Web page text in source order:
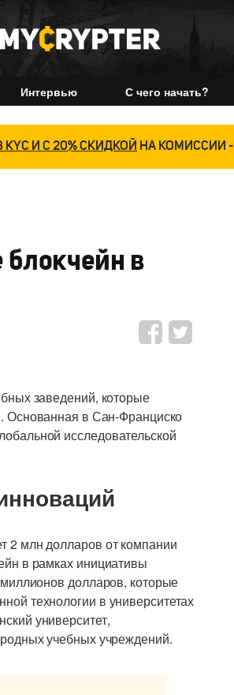
Интервью С чего начать?
KYC И С 20% СКИДКОЙ НА КОМИССИИ -
блокчейн в
заведений, которые
. Основанная в Сан-Франциско
исследовательской
2 млн долларов от компании
в рамках инициативы
долларов, которые
технологии в университетах
университет,
учебных учреждений.